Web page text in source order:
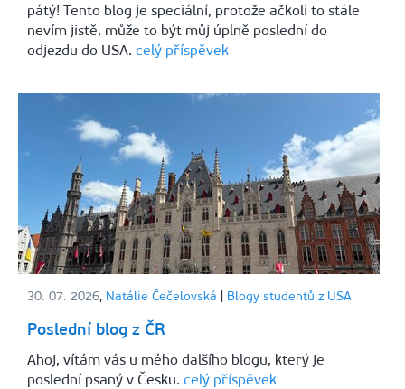
pátý! Tento blog je speciální, protože ačkoli to stále
nevím jistě, může to být můj úplně poslední do
odjezdu do USA. celý příspěvek
30. 07. 2026, Natálie Čečelovská Blogy studentů z USA
Poslední blog z ČR
Ahoj, vítám vás u mého dalšího blogu, který je
poslední psaný v Česku. celý příspěvek